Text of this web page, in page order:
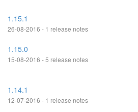
1.15.1
26-08-2016 - 1 release notes
1.15.0
15-08-2016 - 5 release notes
1.14.1
12-07-2016 - 1 release notes